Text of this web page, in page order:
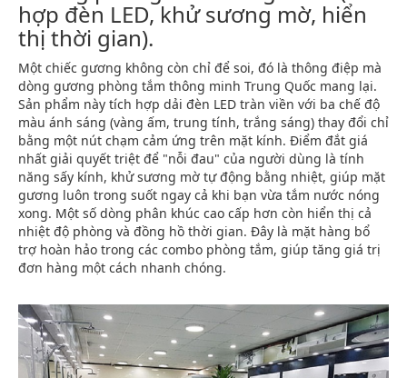
hợp đèn LED, khử sương mờ, hiển
thị thời gian).
Một chiếc gương không còn chỉ để soi, đó là thông điệp mà
dòng gương phòng tắm thông minh Trung Quốc mang lại.
Sản phẩm này tích hợp dải đèn LED tràn viền với ba chế độ
màu ánh sáng (vàng ấm, trung tính, trắng sáng) thay đổi chỉ
bằng một nút chạm cảm ứng trên mặt kính. Điểm đắt giá
nhất giải quyết triệt để "nỗi đau" của người dùng là tính
năng sấy kính, khử sương mờ tự động bằng nhiệt, giúp mặt
gương luôn trong suốt ngay cả khi bạn vừa tắm nước nóng
xong. Một số dòng phân khúc cao cấp hơn còn hiển thị cả
nhiệt độ phòng và đồng hồ thời gian. Đây là mặt hàng bổ
trợ hoàn hảo trong các combo phòng tắm, giúp tăng giá trị
đơn hàng một cách nhanh chóng.